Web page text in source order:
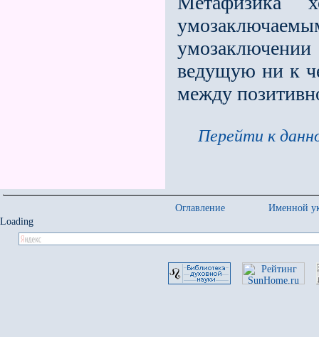
ведущую ни к
между
Перейти к
Оглавление
Именной
Loading